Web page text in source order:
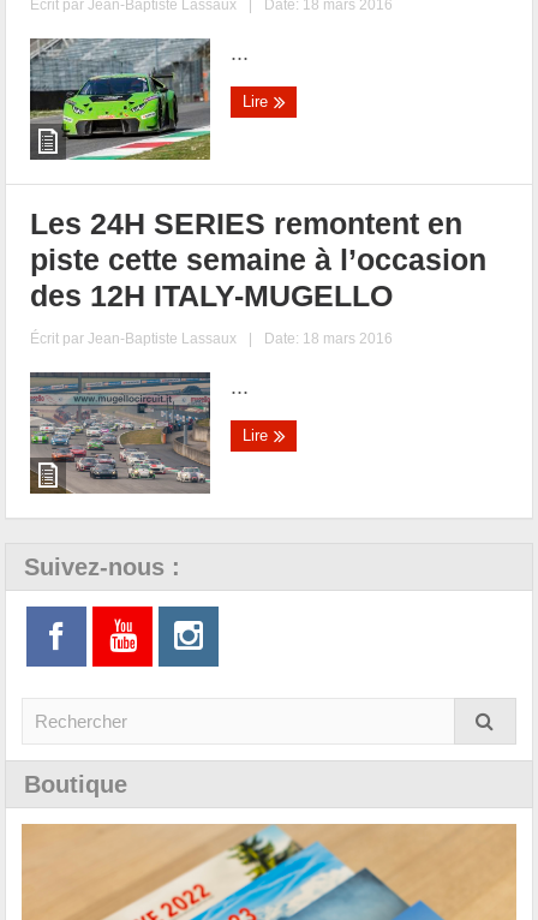
Écrit parJean-Baptiste Lassaux | Date: 18 mars 2016
...
Lire
Les 24H SERIES remontent en
piste cette semaine à l’occasion
des 12H ITALY-MUGELLO
Écrit parJean-Baptiste Lassaux | Date: 18 mars 2016
...
Lire
Suivez-nous :
Boutique